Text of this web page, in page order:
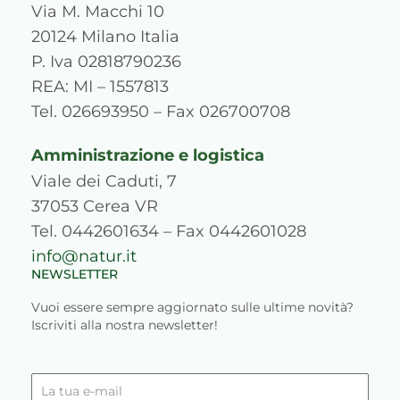
a
g
r
a
m
b
o
o
k
e
s
Via M. Macchi 10
20124 Milano Italia
P. Iva 02818790236
REA: MI – 1557813
Tel. 026693950 – Fax 026700708
Amministrazione e logistica
Viale dei Caduti, 7
37053 Cerea VR
Tel. 0442601634 – Fax 0442601028
info@natur.it
NEWSLETTER
Vuoi essere sempre aggiornato sulle ultime novità?
Iscriviti alla nostra newsletter!